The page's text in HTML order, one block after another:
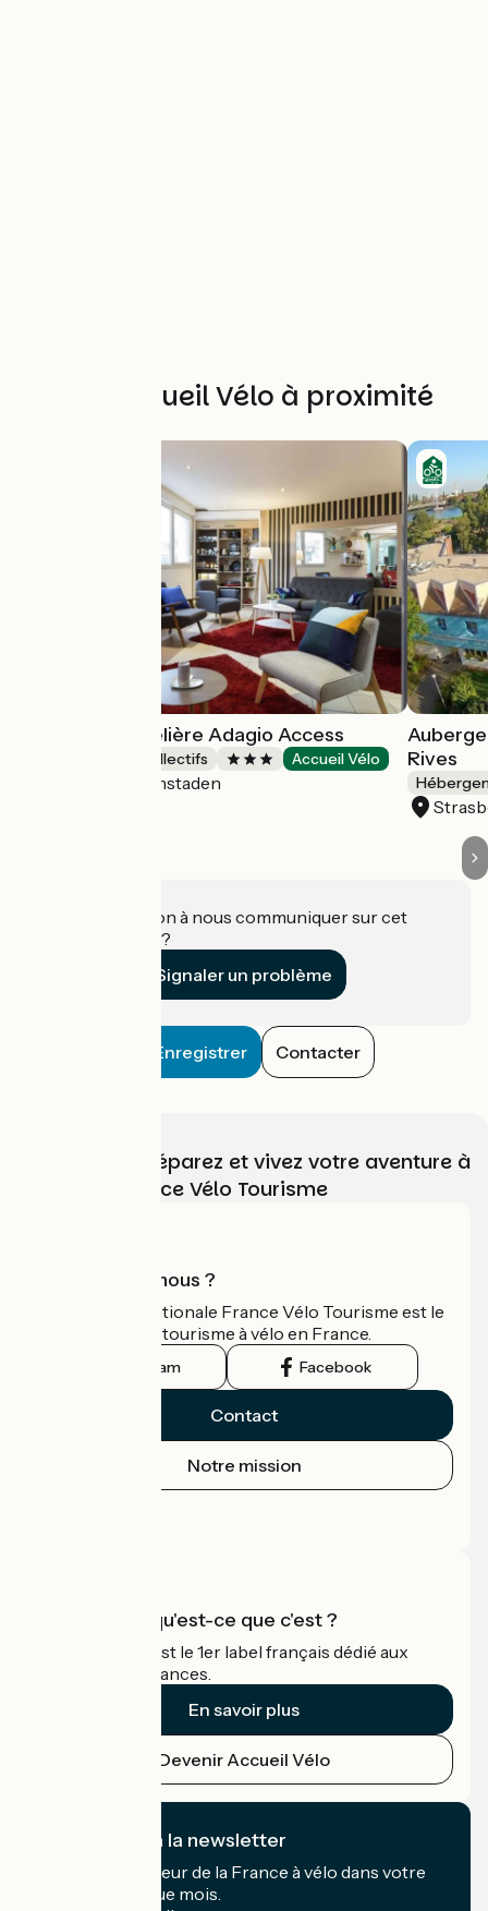
Autres Accueil Vélo à proximité
Résidence Hôtelière Adagio Access
Hébergements collectifs Accueil Vélo
Illkirch-Graffenstaden
Rives
Une information à nous communiquer sur cet
établissement ?
Signaler un problème
Enregistrer Contacter
Choisissez, préparez et vivez votre aventure à
vélo avec France Vélo Tourisme
Qui sommes-nous ?
L'association nationale France Vélo Tourisme est le
guide officiel du tourisme à vélo en France.
Instagram Facebook
Contact
Notre mission
Accueil Vélo qu'est-ce que c'est ?
Accueil Vélo c'est le 1er label français dédié aux
cyclistes en vacances.
En savoir plus
Devenir Accueil Vélo
Je m'abonne à la newsletter
Recevez le meilleur de la France à vélo dans votre
boîte mail chaque mois.